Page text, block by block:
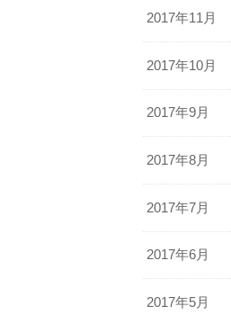
2017年11月
2017年10月
2017年9月
2017年8月
2017年7月
2017年6月
2017年5月